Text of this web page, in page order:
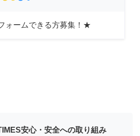
ォームできる方募集！★
安心・安全への取り組み